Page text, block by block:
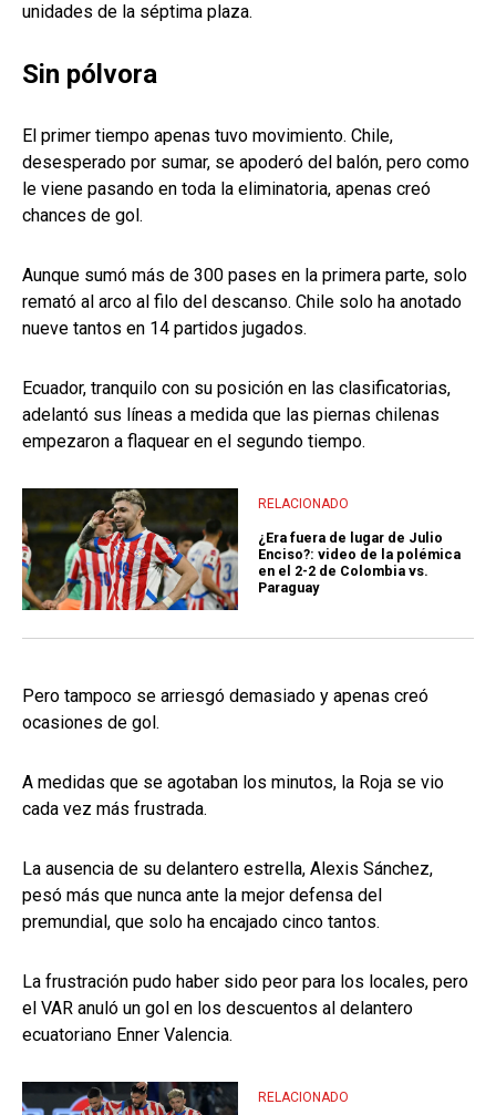
unidades de la séptima plaza.
Sin pólvora
El primer tiempo apenas tuvo movimiento. Chile,
desesperado por sumar, se apoderó del balón, pero como
le viene pasando en toda la eliminatoria, apenas creó
chances de gol.
Aunque sumó más de 300 pases en la primera parte, solo
remató al arco al filo del descanso. Chile solo ha anotado
nueve tantos en 14 partidos jugados.
Ecuador, tranquilo con su posición en las clasificatorias,
adelantó sus líneas a medida que las piernas chilenas
empezaron a flaquear en el segundo tiempo.
RELACIONADO
¿Era fuera de lugar de Julio
Enciso?: video de la polémica
en el 2-2 de Colombia vs.
Paraguay
Pero tampoco se arriesgó demasiado y apenas creó
ocasiones de gol.
A medidas que se agotaban los minutos, la Roja se vio
cada vez más frustrada.
La ausencia de su delantero estrella, Alexis Sánchez,
pesó más que nunca ante la mejor defensa del
premundial, que solo ha encajado cinco tantos.
La frustración pudo haber sido peor para los locales, pero
el VAR anuló un gol en los descuentos al delantero
ecuatoriano Enner Valencia.
RELACIONADO